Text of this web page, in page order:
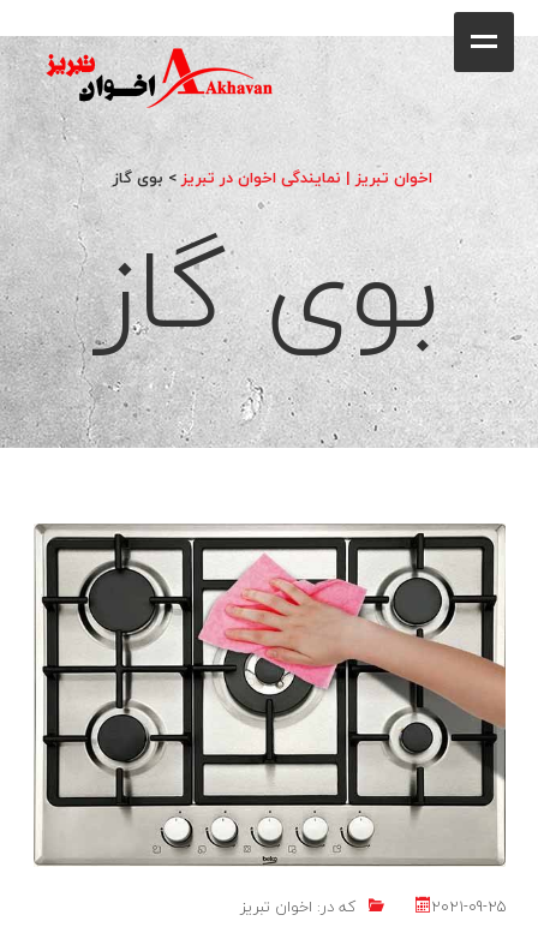
فروشگاه
محصولات
جشنواره فروش ویژه
کاتالوگ
گالری
وبلاگ
اخوان تبریز | نمایندگی اخوان در تبریز> بوی گاز
بوی گاز
2021-09-25 که در: اخوان تبریز